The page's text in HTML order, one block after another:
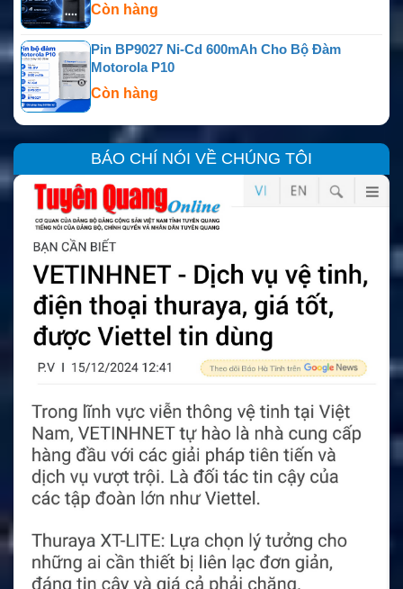
Còn hàng
Pin BP9027 Ni-Cd 600mAh Cho Bộ Đàm
Motorola P10
Còn hàng
BÁO CHÍ NÓI VỀ CHÚNG TÔI